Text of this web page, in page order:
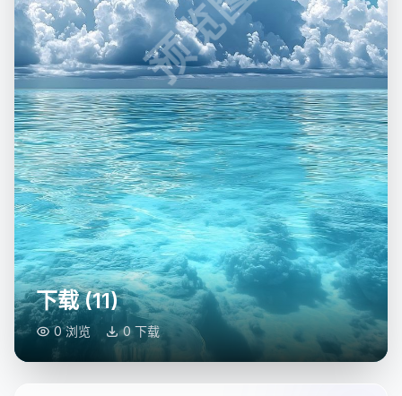
预览图
下载 (11)
0 浏览 0 下载